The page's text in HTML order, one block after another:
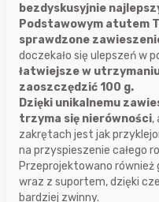
bezdyskusyjnie
Podstawowym atutem
sprawdzone
doczekało się ulepszeń w
łatwiejsze w
zaoszczędzić 100 g.
Dzięki unikalnemu
trzyma się nierówności,
zakrętach jest jak
na przyspieszenie całego
Przeprojektowano
wraz z suportem, dzięki
bardziej zwinny.